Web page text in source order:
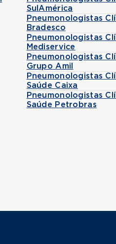
SulAmérica
Pneumonologistas
Bradesco
Pneumonologistas
Mediservice
Pneumonologistas
Grupo Amil
Pneumonologistas
Saúde Caixa
Pneumonologistas
Saúde Petrobras